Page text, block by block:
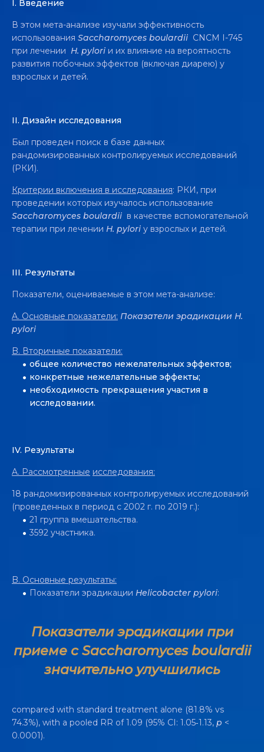
ЭФФЕКТИВНОСТЬ SACCHAROMYCES
BOULARDII CNCM I-745 В ЛЕЧЕНИИ
I. Введение
В этом мета-анализе изучали эффективность
использования Saccharomyces boulardii CNCM I-745
при лечении H. pylori и их влияние на вероятность
развития побочных эффектов (включая диарею) у
взрослых и детей.
II. Дизайн исследования
Был проведен поиск в базе данных
рандомизированных контролируемых исследований
(РКИ).
Критерии включения в исследования: РКИ, при
проведении которых изучалось использование
Saccharomyces boulardii в качестве вспомогательной
терапии при лечении H. pylori у взрослых и детей.
III. Pезультаты
Показатели, оцениваемые в этом мета-анализе:
A. Основные показатели: Показатели эрадикации H.
pylori
B. Вторичные показатели:
общее количество нежелательных эффектов;
конкретные нежелательные эффекты;
необходимость прекращения участия в
исследовании.
IV. Pезультаты
A. Рассмотренные исследования:
18 рандомизированных контролируемых исследований
(проведенных в период с 2002 г. по 2019 г.):
21 группа вмешательства.
3592 участника.
B. Основные результаты:
Показатели эрадикации Helicobacter pylori:
Показатели эрадикации при
приеме с Saccharomyces boulardii
значительно улучшились
compared with standard treatment alone (81.8% vs
74.3%), with a pooled RR of 1.09 (95% CI: 1.05‐1.13, p <
0.0001).